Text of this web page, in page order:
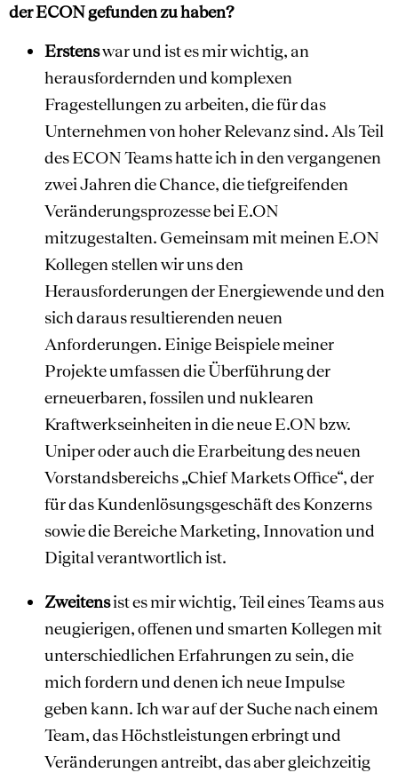
der ECON gefunden zu haben?
Erstenswar und ist es mir wichtig, an
herausfordernden und komplexen
Fragestellungen zu arbeiten, die für das
Unternehmen von hoher Relevanz sind. Als Teil
des ECON Teams hatte ich in den vergangenen
zwei Jahren die Chance, die tiefgreifenden
Veränderungsprozesse bei E.ON
mitzugestalten. Gemeinsam mit meinen E.ON
Kollegen stellen wir uns den
Herausforderungen der Energiewende und den
sich daraus resultierenden neuen
Anforderungen. Einige Beispiele meiner
Projekte umfassen die Überführung der
erneuerbaren, fossilen und nuklearen
Kraftwerkseinheiten in die neue E.ON bzw.
Uniper oder auch die Erarbeitung des neuen
Vorstandsbereichs „Chief Markets Office“, der
für das Kundenlösungsgeschäft des Konzerns
sowie die Bereiche Marketing, Innovation und
Digital verantwortlich ist.
Zweitensist es mir wichtig, Teil eines Teams aus
neugierigen, offenen und smarten Kollegen mit
unterschiedlichen Erfahrungen zu sein, die
mich fordern und denen ich neue Impulse
geben kann. Ich war auf der Suche nach einem
Team, das Höchstleistungen erbringt und
Veränderungen antreibt, das aber gleichzeitig